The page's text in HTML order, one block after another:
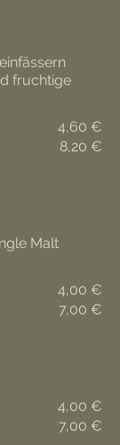
fruchtige
4,60 €
8,20 €
Malt
4,00 €
7,00 €
4,00 €
7,00 €